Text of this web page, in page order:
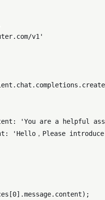
v1'
chat . completions . create
:
'You are a helpful
:
'Hello，Please
[0].message. content);